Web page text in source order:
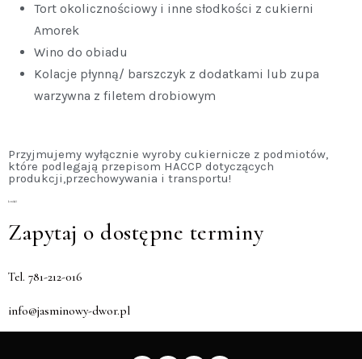
Tort okolicznościowy i inne słodkości z cukierni
Amorek
Wino do obiadu
Kolacje płynną/ barszczyk z dodatkami lub zupa
warzywna z filetem drobiowym
Przyjmujemy wyłącznie wyroby cukiernicze z podmiotów,
które podlegają przepisom HACCP dotyczących
produkcji,przechowywania i transportu!
kontakt
Zapytaj o dostępne terminy
Tel. 781-212-016
info@jasminowy-dwor.pl